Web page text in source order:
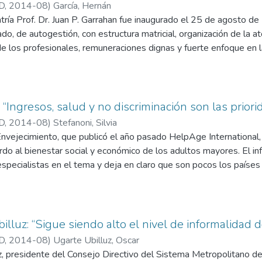
La OCD forma parte actualmente del Programa de
por médicos, administrativos, psicólogos institucionales y
, 2014-08) García, Hernán
Prof. Dr. Juan P. Garrahan fue inaugurado el 25 de agosto
de autogestión, con estructura matricial, organización de la
los profesionales, remuneraciones dignas y fuerte enfoque en
en aquel momento, un desafío al modelo asistencial
Ejecutivo Nacional permitió la creación del ente Hospital de
el modelo de atención pediátrica para cumplir con la misión de
gradual en una red de servicios pediátricos pluralista. Sus
de los pacientes y formación de equipos interdisciplinarios
del proceso de atención. Este modelo de atención centrado
niños y a sus familias que abarca la totalidad de los aspectos
a la estructura original la gestión por procesos.
clínicos, hospital de día con sus diversas modalidades
severas, ventilación mecánica no invasiva fuera del área
Programa de referencia y contrarreferencia, Coordinación
banco de células progenitoras hematopoyéticas de
por paciente.
salud y no discriminación son las
, 2014-08) Stefanoni, Silvia
que publicó el año pasado HelpAge
al bienestar social y económico de los adultos mayores. El
en el tema y deja en claro que son pocos los
La Revista charló con Silvia Stefanoni, directora de
de la organización con respecto a los adultos mayores.
“Sigue siendo alto el nivel de informalidad
, 2014-08) Ugarte Ubilluz, Oscar
presidente del Consejo Directivo del Sistema Metropolitano